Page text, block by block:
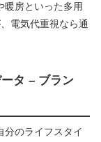
暖房といった多用
電気代重視なら通
タ – ブラン
分のライフスタイ